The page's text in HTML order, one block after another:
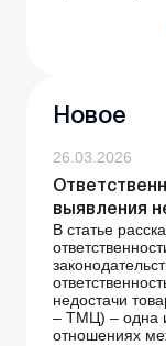
Новое
26.03.2026
выявления
В статье
недостачи
– ТМЦ) – одна
отношениях